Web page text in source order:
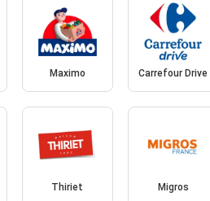
Maximo Carrefour Drive
Thiriet Migros